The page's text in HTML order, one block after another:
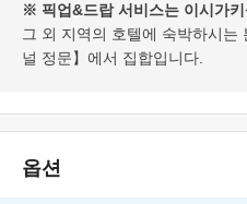
※ 픽업&드랍 서비스는 이시가키
그 외 지역의 호텔에 숙박하시는
널 정문】에서 집합입니다.
옵션